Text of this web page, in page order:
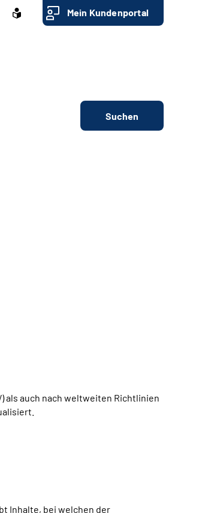
Mein Kundenportal
Suchen
als auch nach weltweiten Richtlinien
Inhalte, bei welchen der